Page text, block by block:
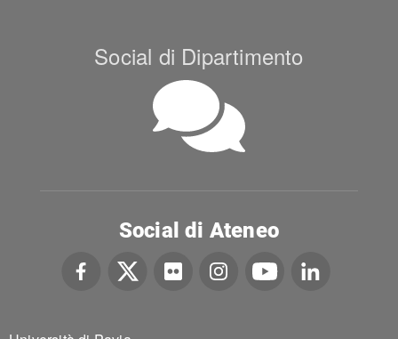
Social di Dipartimento
Social di Ateneo